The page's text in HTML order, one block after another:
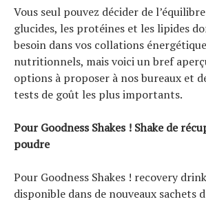
Vous seul pouvez décider de
glucides, les protéines et les lipides
besoin dans vos collations
nutritionnels, mais voici un bref
options à proposer à nos bureaux et
tests de goût les plus importants.
Pour Goodness Shakes ! Shake de
poudre
Pour Goodness Shakes ! recovery
disponible dans de nouveaux sachets